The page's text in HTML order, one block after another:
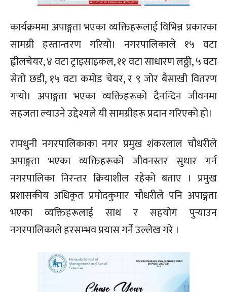
कार्यक्रममा अपाङ्गता भएका व्यक्तिहरूलाई विभिन्न प्रकारका
सामग्री हस्तान्तरण गरियो। नगरपालिकाले १५ वटा
ह्वीलचेयर, ४ वटा ट्राइसाइकल, ११ वटा साधारण लठ्ठी, ५ वटा
सेतो छडी, १५ वटा कमोड चेयर, र ९ जोर बैसाखी वितरण
गर्‍यो। अपाङ्गता भएका व्यक्तिहरूको दैनन्दिन जीवनमा
सहजता ल्याउने उद्देश्यले यी सामग्रीहरू प्रदान गरिएको हो।
रामधुनी नगरपालिकाका नगर प्रमुख शंकरलाल चौधरीले
अपाङ्गता भएका व्यक्तिहरूको जीवनस्तर सुधार गर्न
नगरपालिका निरन्तर क्रियाशील रहेको बताए । प्रमुख
प्रशासकीय अधिकृत प्रमोदकुमार चौधरीले पनि अपाङ्गता
भएका व्यक्तिहरूलाई साथ र सहयोग पुर्‍याउन
नगरपालिकाले हरसम्भव प्रयास गर्ने उल्लेख गरे ।